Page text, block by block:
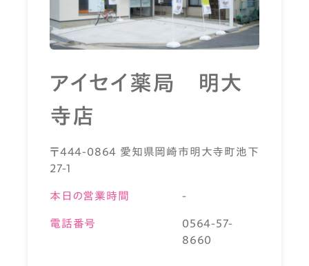
アイセイ薬局 明大
寺店
〒444-0864 愛知県岡崎市明大寺町池下
27-1
本日の営業時間 -
電話番号
0564-57-
8660